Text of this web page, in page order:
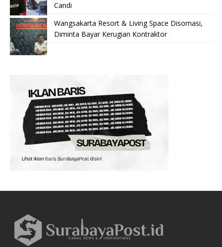
Candi
Wangsakarta Resort & Living Space Disomasi,
Diminta Bayar Kerugian Kontraktor